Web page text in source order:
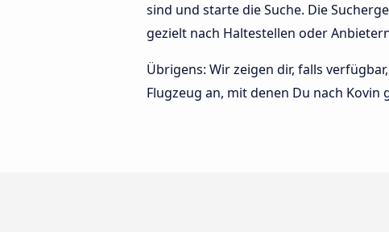
sind und starte die Suche. Die
gezielt nach Haltestellen oder
Übrigens: Wir zeigen dir, falls
Flugzeug an, mit denen Du nach Kovin